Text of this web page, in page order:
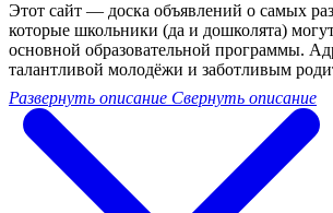
Этот сайт — доска объявлений о самых
которые школьники (да и дошколята)
основной образовательной программы.
талантливой молодёжи и заботливым
Развернуть описание Свернуть описание